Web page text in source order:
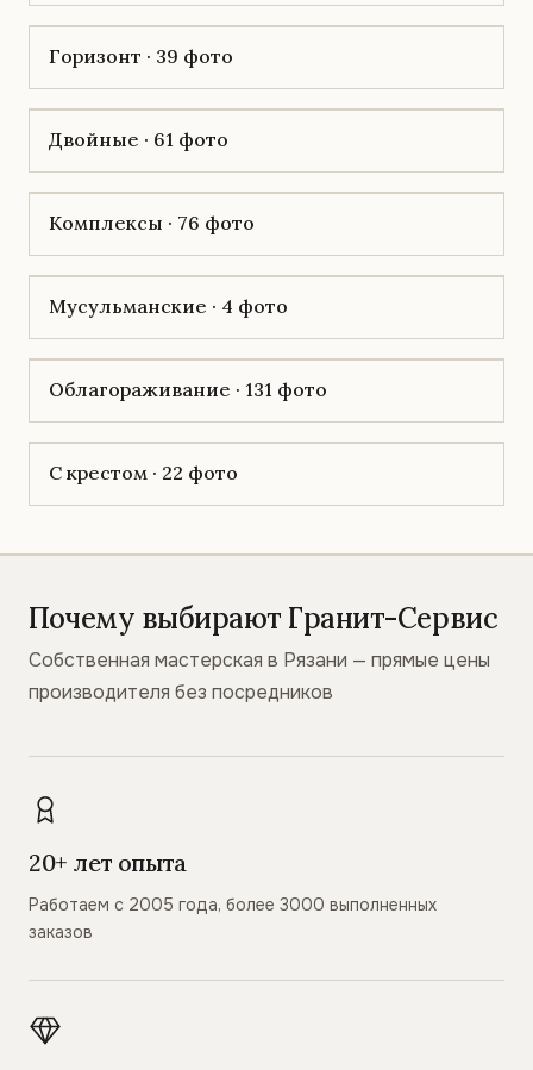
Горизонт · 39 фото
Двойные · 61 фото
Комплексы · 76 фото
Мусульманские · 4 фото
Облагораживание · 131 фото
С крестом · 22 фото
Почему выбирают Гранит-Сервис
Собственная мастерская в Рязани — прямые цены
производителя без посредников
20+ лет опыта
Работаем с 2005 года, более 3000 выполненных
заказов